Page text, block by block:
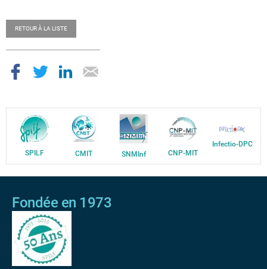
RETOUR À LA LISTE
SPILF CMIT SNMInf CNP-MIT
Infectio-DPC
Fondée en 1973